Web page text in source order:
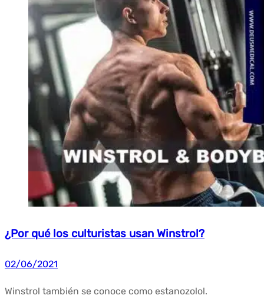
¿Por qué los culturistas usan Winstrol?
02/06/2021
Winstrol también se conoce como estanozolol.